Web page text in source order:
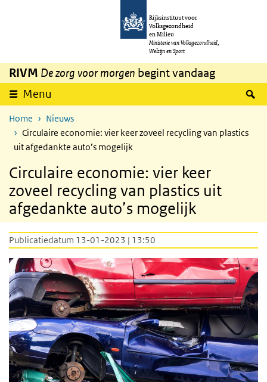
Overslaan en naar de inhoud gaan
Rijksinstituut voor
Volksgezondheid
en Milieu
Ministerie van Volksgezondheid,
Welzijn en Sport
RIVM De zorg voor morgen begint vandaag
Menu
Home
Nieuws
Circulaire economie: vier keer zoveel recycling van plastics
uit afgedankte auto’s mogelijk
Circulaire economie: vier keer
zoveel recycling van plastics uit
afgedankte auto’s mogelijk
Publicatiedatum 13-01-2023 | 13:50